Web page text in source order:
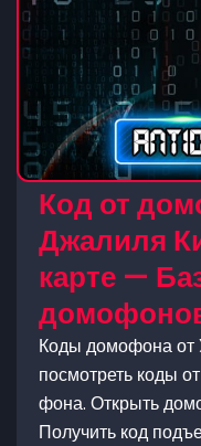
Код от
Джалиля
карте —
Коды домофона от
посмотреть коды
фона. Открыть
Получить код